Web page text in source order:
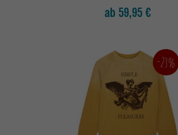
ab 59,95 €
-23%